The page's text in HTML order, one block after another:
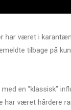
har været i
tilbage på
en “klassisk”
har været hårdere